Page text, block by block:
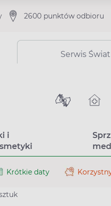
2600 punktów odbioru
Serwis
i
Krótkie daty